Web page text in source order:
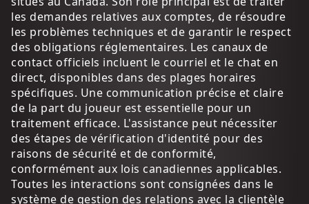
les demandes relatives aux comptes, de résoudre
les problèmes techniques et de garantir le respect
des obligations réglementaires. Les canaux de
contact officiels incluent le courriel et le chat en
direct, disponibles dans des plages horaires
spécifiques. Une communication précise et claire
de la part du joueur est essentielle pour un
traitement efficace. L'assistance peut nécessiter
des étapes de vérification d'identité pour des
raisons de sécurité et de conformité,
conformément aux lois canadiennes applicables.
Toutes les interactions sont consignées dans le
système de gestion des relations avec la clientèle